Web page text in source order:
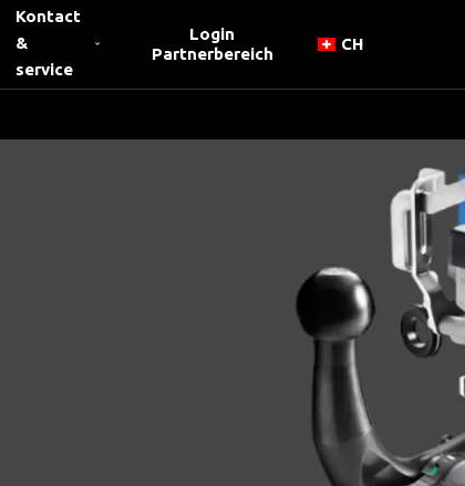
Kontact
&
service
Login
Partnerbereich
CH